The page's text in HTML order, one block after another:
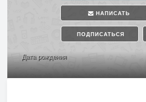
НАПИСАТЬ
ПОДПИСАТЬСЯ
Дата рождения